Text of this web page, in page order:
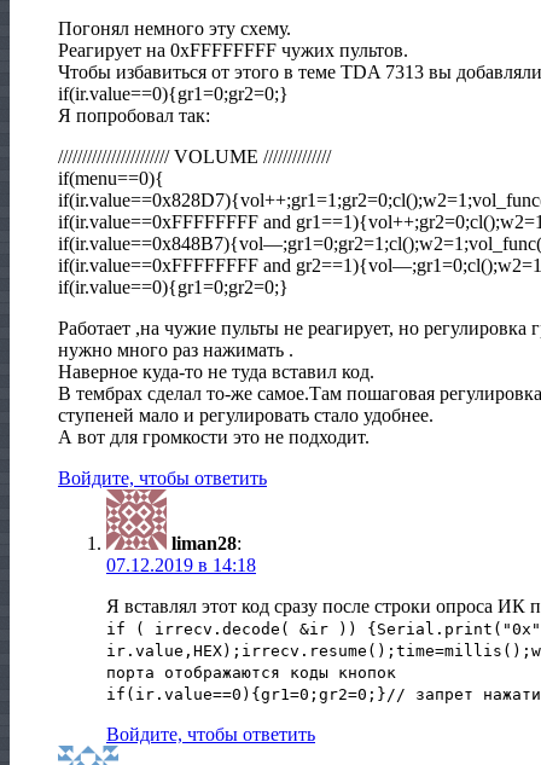
Погонял немного эту схему.
Реагирует на 0xFFFFFFFF чужих пультов.
Чтобы избавиться от этого в теме TDA 7313 вы
if(ir.value==0){gr1=0;gr2=0;}
Я попробовал так:
/////////////////////// VOLUME //////////////
if(menu==0){
if(ir.value==0xFFFFFFFF and
if(ir.value==0xFFFFFFFF and
if(ir.value==0){gr1=0;gr2=0;}
Работает ,на чужие пульты не реагирует, но
нужно много раз нажимать .
Наверное куда-то не туда вставил код.
В тембрах сделал то-же самое.Там пошаговая
ступеней мало и регулировать стало удобнее.
А вот для громкости это не подходит.
Войдите, чтобы ответить
liman28:
07.12.2019 в 14:18
Я вставлял этот код сразу после строки опроса ИК
if ( irrecv.decode( &ir ))
порта отображаются коды кнопок
if(ir.value==0){gr1=0;gr2=0;}// запрет нажатий
Войдите, чтобы ответить